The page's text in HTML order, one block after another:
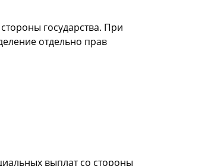
государства. При
отдельно прав
выплат со стороны